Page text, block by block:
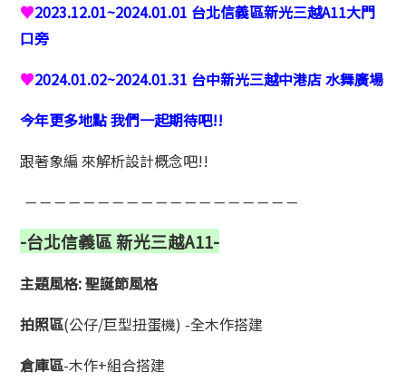
♥2023.12.01~2024.01.01 台北信義區新光三越A11大門
口旁
♥2024.01.02~2024.01.31 台中新光三越中港店 水舞廣場
今年更多地點 我們一起期待吧!!
跟著象編 來解析設計概念吧!!
— — — — — — — — — — — — — — — — — — —
-台北信義區 新光三越A11-
主題風格: 聖誕節風格
拍照區(公仔/巨型扭蛋機) -全木作搭建
倉庫區-木作+組合搭建